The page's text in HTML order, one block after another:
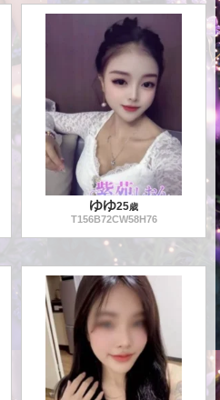
ゆゆ25歳
T156B72CW58H76